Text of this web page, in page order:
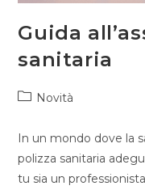
Guida
sanitaria
Novità
In un mondo dove la
polizza sanitaria
tu sia un